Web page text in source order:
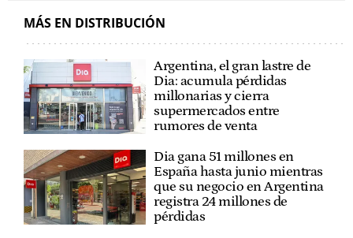
MÁS EN DISTRIBUCIÓN
Argentina, el gran lastre de
Dia: acumula pérdidas
millonarias y cierra
supermercados entre
rumores de venta
Dia gana 51 millones en
España hasta junio mientras
que su negocio en Argentina
registra 24 millones de
pérdidas